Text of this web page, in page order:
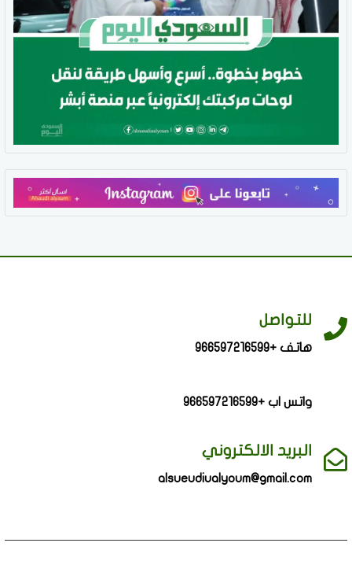
للتواصل
هاتف +966597216599
واتس اب +966597216599
البريد الالكتروني
alsueudiualyoum@gmail.com